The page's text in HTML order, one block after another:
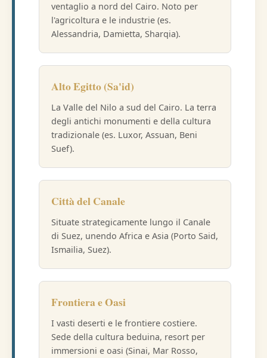
ventaglio a nord del Cairo. Noto per
l'agricoltura e le industrie (es.
Alessandria, Damietta, Sharqia).
Alto Egitto (Sa'id)
La Valle del Nilo a sud del Cairo. La terra
degli antichi monumenti e della cultura
tradizionale (es. Luxor, Assuan, Beni
Suef).
Città del Canale
Situate strategicamente lungo il Canale
di Suez, unendo Africa e Asia (Porto Said,
Ismailia, Suez).
Frontiera e Oasi
I vasti deserti e le frontiere costiere.
Sede della cultura beduina, resort per
immersioni e oasi (Sinai, Mar Rosso,